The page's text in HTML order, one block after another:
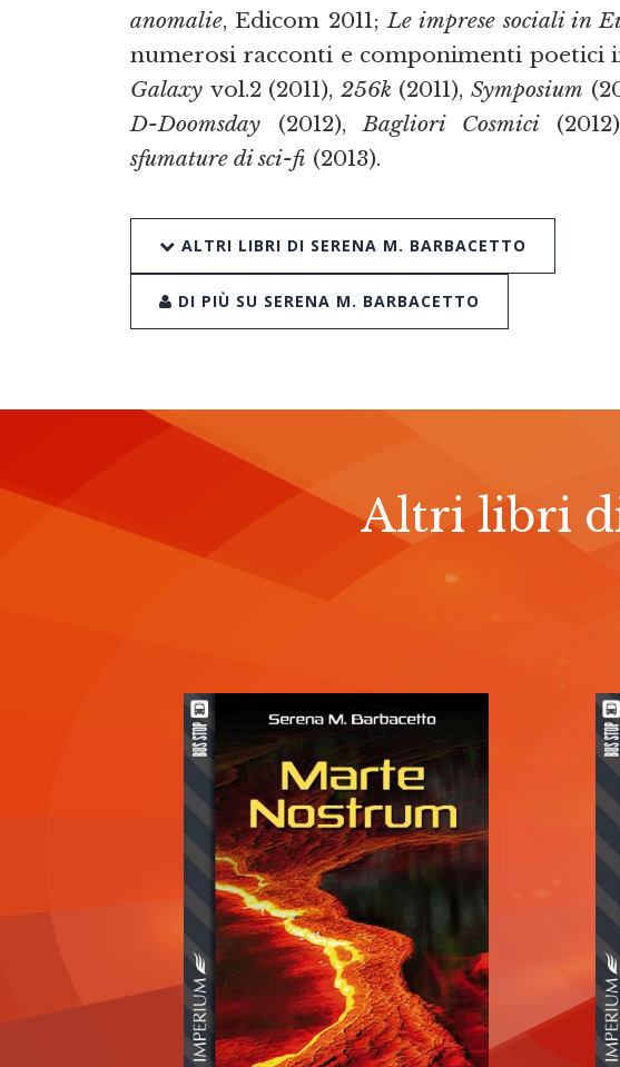
anomalie, Edicom 2011; Le imprese sociali in
numerosi racconti e componimenti poetici
Galaxy vol.2 (2011), 256k (2011),Symposium
D-Doomsday (2012), Bagliori Cosmici
sfumature di sci-fi (2013).
ALTRI LIBRI DI SERENA M. BARBACETTO
DI PIÙ SU SERENA M. BARBACETTO
Altri libri